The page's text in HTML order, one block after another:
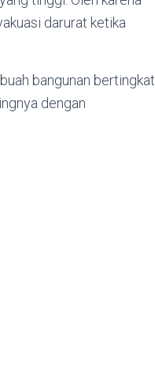
darurat ketika
bangunan bertingkat.
dengan